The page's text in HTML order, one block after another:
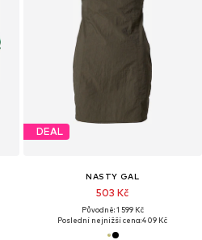
DEAL
NASTY GAL
503 Kč
Původně: 1 599 Kč
Poslední nejnižší cena:409 Kč